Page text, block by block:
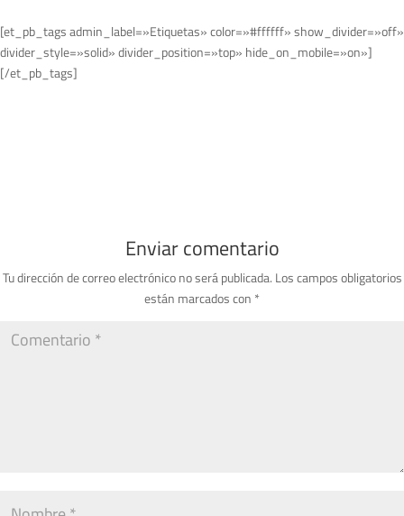
[et_pb_tags admin_label=»Etiquetas» color=»#ffffff» show_divider=»off»
divider_style=»solid» divider_position=»top» hide_on_mobile=»on»]
[/et_pb_tags]
Enviar comentario
Tu dirección de correo electrónico no será publicada. Los campos obligatorios
están marcados con *